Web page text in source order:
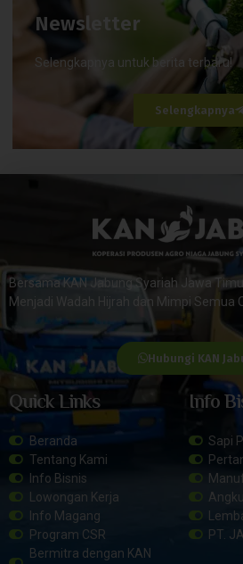
Newsletter
Selengkapnya untuk berita terbaru!
Selengkapnya
Bersama KAN Jabung Syariah Jawa
Menjadi Wadah Hijrah dan Mimpi Semua
Hubungi KAN
Quick Links
Beranda
Tentang Kami
Info Bisnis
Lowongan Kerja
Info Magang
Program CSR
Bermitra dengan KAN
Info
Sapi
PT.